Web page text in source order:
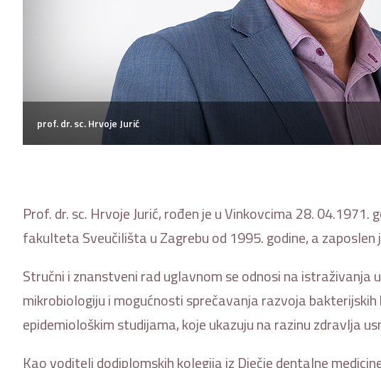
prof. dr. sc. Hrvoje Jurić
Prof. dr. sc. Hrvoje Jurić, rođen je u Vinkovcima 28.
fakulteta Sveučilišta u Zagrebu od 1995. godine, a
Stručni i znanstveni rad uglavnom se odnosi na istraživanja
mikrobiologiju i mogućnosti sprečavanja razvoja
epidemiološkim studijama, koje ukazuju na razinu zdravlja
Kao voditelj dodiplomskih kolegija iz Dječje dentalne